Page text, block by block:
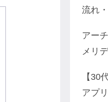
流れ
アー
メリ
【30
アプ